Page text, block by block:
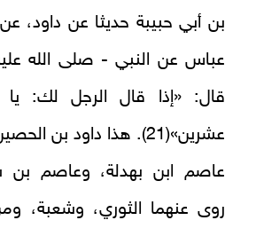
بن أبي حبيبة حديثا عن داود،
عباس عن النبي - صلى الله
قال: «إذا قال الرجل لك:
عشرين»(21). هذا داود بن الحصين.
عاصم ابن بهدلة، وعاصم بن
روى عنهما الثوري، وشعبة،